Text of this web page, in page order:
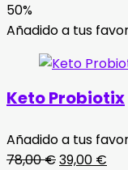
original
98,00 €.
50%
Añadido a tus
Keto Probiotix
Añadido a tus
78,00€El
39,00 €